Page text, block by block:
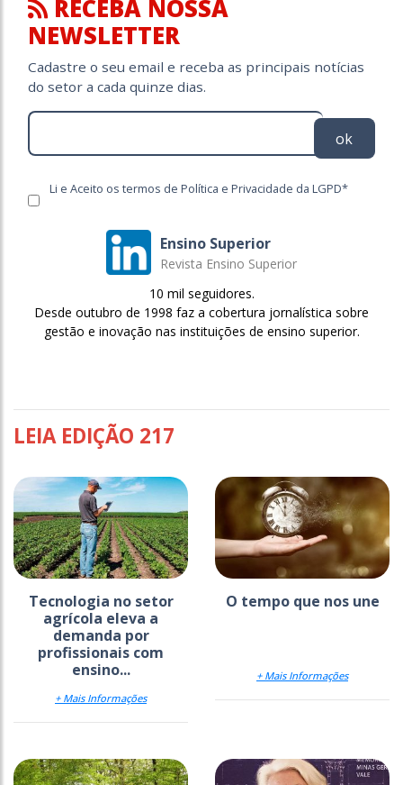
RECEBA NOSSA
NEWSLETTER
Cadastre o seu email e receba as principais notícias
do setor a cada quinze dias.
ok
Li e Aceito os termos de Política e Privacidade da LGPD*
Ensino Superior
Revista Ensino Superior
10 mil seguidores.
Desde outubro de 1998 faz a cobertura jornalística sobre
gestão e inovação nas instituições de ensino superior.
LEIA EDIÇÃO 217
Tecnologia no setor
agrícola eleva a
demanda por
profissionais com
ensino...
+ Mais Informações
O tempo que nos une
+ Mais Informações